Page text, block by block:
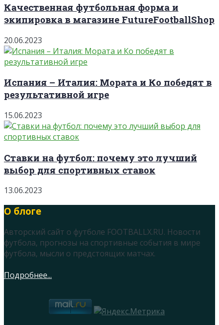
Качественная футбольная форма и
экипировка в магазине FutureFootballShop
20.06.2023
Испания – Италия: Мората и Ко победят в
результативной игре
15.06.2023
Ставки на футбол: почему это лучший
выбор для спортивных ставок
13.06.2023
О блоге
Авторский сайт о футболе FOOTBALLX.RU. Новости
футбола, прогнозы на спортивные события в мире
футбола, мысли о предстоящих матчах.
Подробнее...